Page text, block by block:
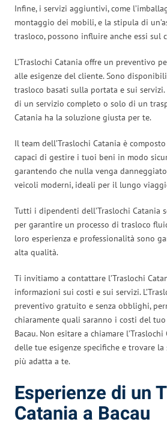
Infine, i servizi aggiuntivi, come
montaggio dei mobili, e la stipula di
trasloco, possono influire anche essi sul
L’Traslochi Catania offre un preventivo
alle esigenze del cliente. Sono
trasloco basati sulla portata e sui
di un servizio completo o solo di un
Catania ha la soluzione giusta per te.
Il team dell’Traslochi Catania è
capaci di gestire i tuoi beni in modo
garantendo che nulla venga
veicoli moderni, ideali per il lungo
Tutti i dipendenti dell’Traslochi Catania
per garantire un processo di trasloco
loro esperienza e professionalità sono
alta qualità.
Ti invitiamo a contattare l’Traslochi
informazioni sui costi e sui servizi.
preventivo gratuito e senza obblighi,
chiaramente quali saranno i costi del
Bacau. Non esitare a chiamare
delle tue esigenze specifiche e trovare
più adatta a te.
Esperienze di un
Catania a Bacau